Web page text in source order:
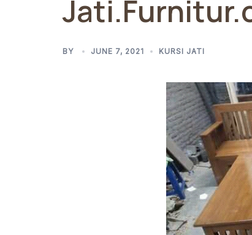
BY JUNE 7, 2021 KURSI JATI